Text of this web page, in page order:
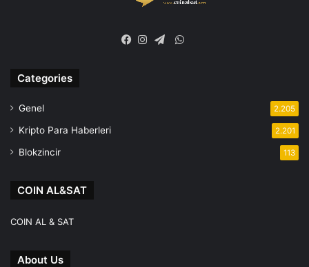
WhatsApp
Categories
Genel 2.205
Kripto Para Haberleri 2.201
Blokzincir 113
COIN AL&SAT
COIN AL & SAT
About Us